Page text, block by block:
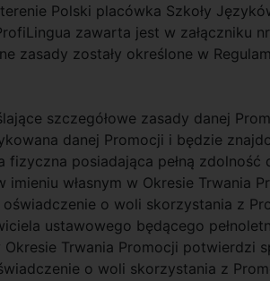
Polski placówka Szkoły
zawarta jest w załączniku
zasady zostały określone w
szczegółowe zasady danej
danej Promocji i będzie
fizyczna posiadająca pełną
własnym w Okresie Trwania
o woli skorzystania z
ustawowego będącego
Trwania Promocji potwierdzi
o woli skorzystania z